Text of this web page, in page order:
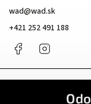
wad@wad.sk
+421 252 491 188
Facebook